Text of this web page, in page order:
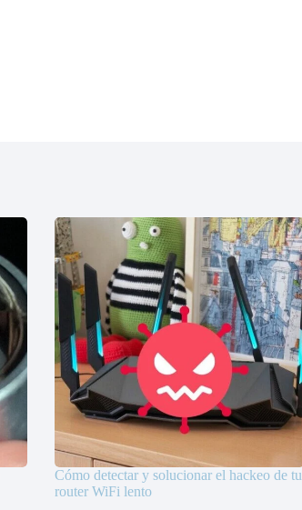
Cómo detectar y solucionar el hackeo de tu
router WiFi lento